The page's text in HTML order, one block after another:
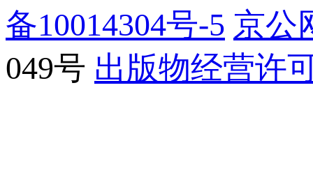
备10014304号-5 京公
049号 出版物经营许